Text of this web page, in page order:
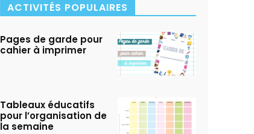
ACTIVITÉS POPULAIRES
Pages de garde pour
cahier à imprimer
Tableaux éducatifs
pour l’organisation de
la semaine